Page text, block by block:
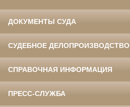
ДОКУМЕНТЫ СУДА
СУДЕБНОЕ ДЕЛОПРОИЗВОДСТВО
СПРАВОЧНАЯ ИНФОРМАЦИЯ
ПРЕСС-СЛУЖБА